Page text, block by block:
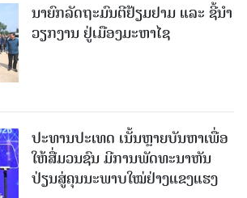
ນາຍົກລັດຖະມົນຕີຢ້ຽມຢາມ ແລະ ຊີ້ນຳ
ວຽກງານ ຢູ່ເມືອງມະຫາໄຊ
ປະທານປະເທດ ເນັ້ນຫຼາຍບັນຫາເພື່ອ
ໃຫ້ສື່ມວນຊົນ ມີການພັດທະນາຫັນ
ປ່ຽນສູ່ຄຸນນະພາບໃໝ່ຢ່າງແຂງແຮງ